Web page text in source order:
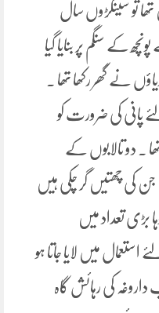
تو سینکڑوں سال
کے سنگم پر بنایا گیا
نے گھر رکھا تھا ۔
پانی کی ضرورت کو
تھا ۔ دو تالابوں کے
کی چھتیں گر چکی ہیں
بڑی تعداد میں
میں لایا جاتا ہو
کی رہائش گاہ